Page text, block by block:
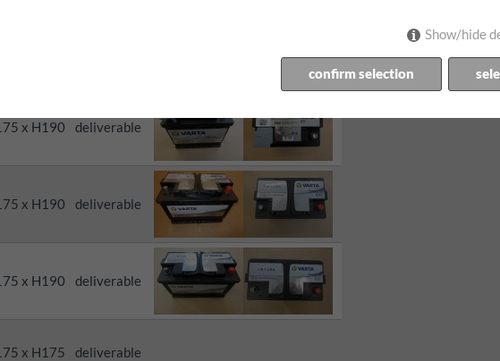
START/STOP
x H190 deliverable
x H190 deliverable
x H190 deliverable
x H175 deliverable
Show/hide
confirm selection